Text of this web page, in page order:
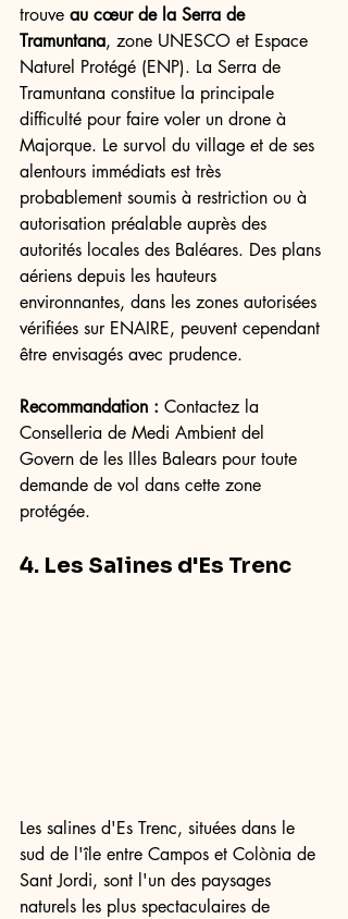
trouve au cœur de la Serra de
Tramuntana, zone UNESCO et Espace
Naturel Protégé (ENP). La Serra de
Tramuntana constitue la principale
difficulté pour faire voler un drone à
Majorque. Le survol du village et de ses
alentours immédiats est très
probablement soumis à restriction ou à
autorisation préalable auprès des
autorités locales des Baléares. Des plans
aériens depuis les hauteurs
environnantes, dans les zones autorisées
vérifiées sur ENAIRE, peuvent cependant
être envisagés avec prudence.
Recommandation : Contactez la
Conselleria de Medi Ambient del
Govern de les Illes Balears pour toute
demande de vol dans cette zone
protégée.
4. Les Salines d'Es Trenc
Les salines d'Es Trenc, situées dans le
sud de l'île entre Campos et Colònia de
Sant Jordi, sont l'un des paysages
naturels les plus spectaculaires de